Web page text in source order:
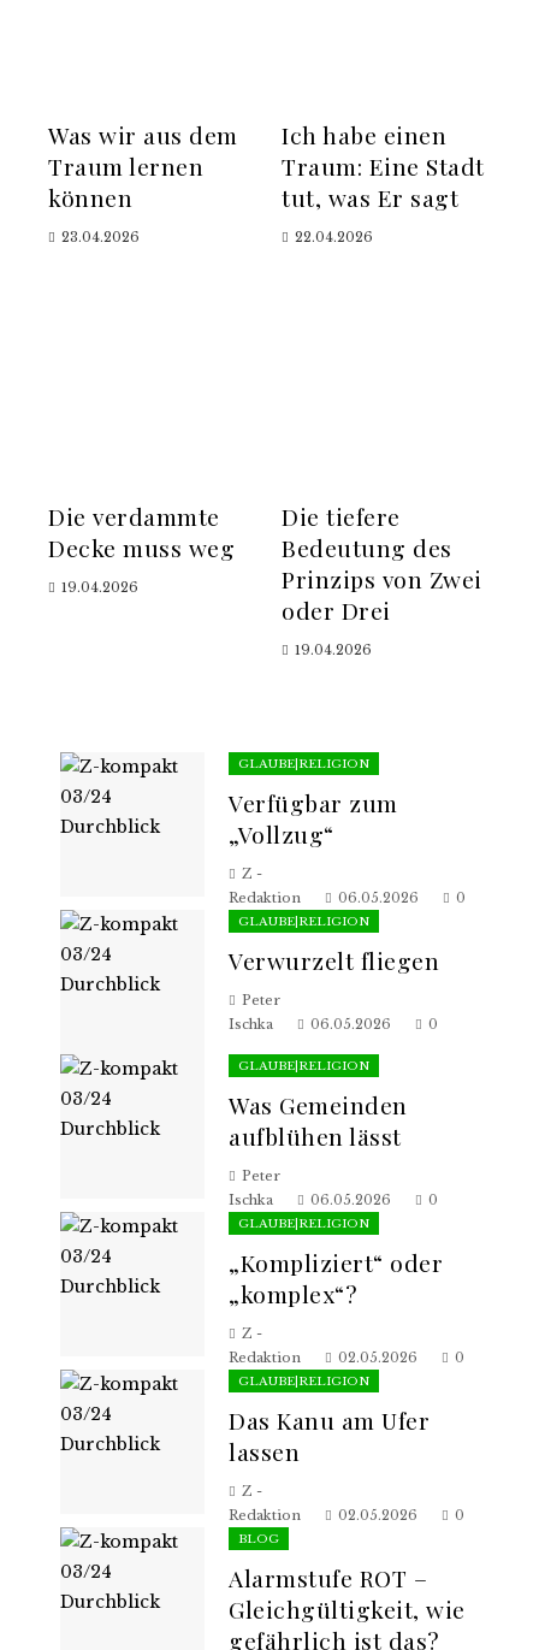
Was wir aus dem
Traum lernen
können
23.04.2026
Ich habe einen
Traum: Eine Stadt
tut, was Er sagt
22.04.2026
Die verdammte
Decke muss weg
19.04.2026
Die tiefere
Bedeutung des
Prinzips von Zwei
oder Drei
19.04.2026
GLAUBE|RELIGION
Verfügbar zum
„Vollzug“
Z -
Redaktion
06.05.2026 0
GLAUBE|RELIGION
Verwurzelt fliegen
Peter
Ischka
06.05.2026 0
GLAUBE|RELIGION
Was Gemeinden
aufblühen lässt
Peter
Ischka
06.05.2026 0
GLAUBE|RELIGION
„Kompliziert“ oder
„komplex“?
Z -
Redaktion
02.05.2026 0
GLAUBE|RELIGION
Das Kanu am Ufer
lassen
Z -
Redaktion
02.05.2026 0
BLOG
Alarmstufe ROT –
Gleichgültigkeit, wie
gefährlich ist das?